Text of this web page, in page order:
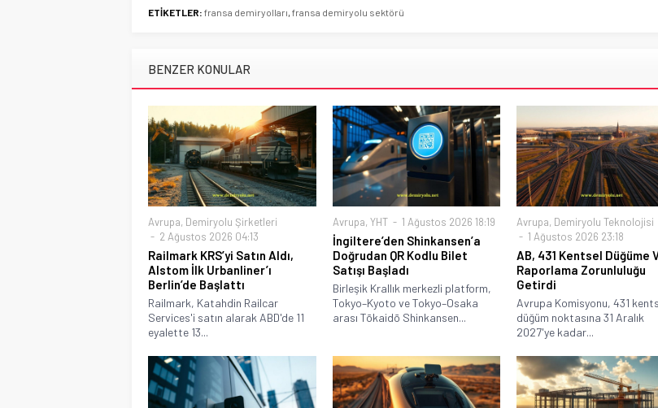
ETİKETLER: fransa demiryolları, fransa demiryolu sektörü
BENZER KONULAR
Avrupa, Demiryolu Şirketleri
2 Ağustos 2026 04:13
Railmark KRS’yi Satın Aldı,
Alstom İlk Urbanliner’ı
Berlin’de Başlattı
Railmark, Katahdin Railcar
Services'i satın alarak ABD'de 11
eyalette 13...
Avrupa, YHT 1 Ağustos 2026 18:19
İngiltere’den Shinkansen’a
Doğrudan QR Kodlu Bilet
Satışı Başladı
Birleşik Krallık merkezli platform,
Tokyo–Kyoto ve Tokyo–Osaka
arası Tōkaidō Shinkansen...
Avrupa, Demiryolu Teknolojisi
1 Ağustos 2026 23:18
AB, 431 Kentsel Düğüme
Raporlama Zorunluluğu
Getirdi
Avrupa Komisyonu, 431
düğüm noktasına 31 Aralık
2027'ye kadar...